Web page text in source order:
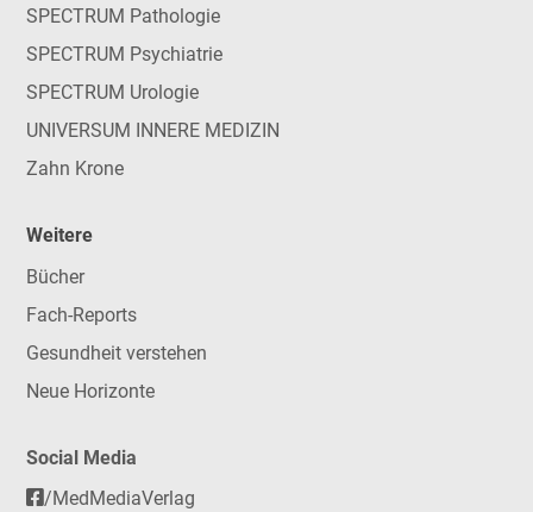
SPECTRUM Pathologie
SPECTRUM Psychiatrie
SPECTRUM Urologie
UNIVERSUM INNERE MEDIZIN
Zahn Krone
Weitere
Bücher
Fach-Reports
Gesundheit verstehen
Neue Horizonte
Social Media
/MedMediaVerlag